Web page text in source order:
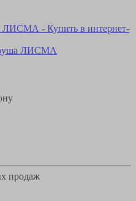
ЛИСМА
продаж